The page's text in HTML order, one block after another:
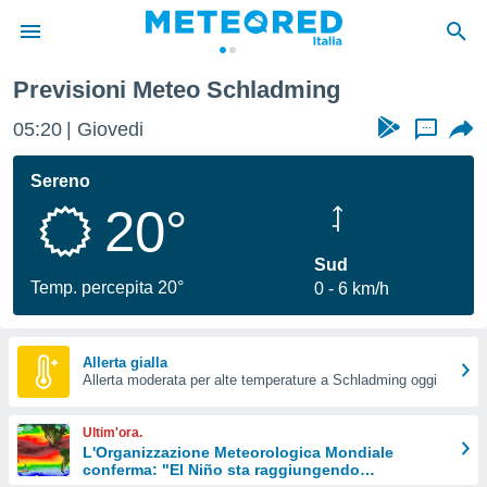
di
per
le
di
Web
le
Previsioni Meteo Schladming
05:20 Giovedi ...
Sereno
20°
Temp. percepita 20°
Sud
0
6 km/h
Allerta gialla
Allerta moderata per alte temperature a Schladming oggi
Ultim'ora.
L'Organizzazione Meteorologica Mondiale
conferma: "El Niño sta raggiungendo